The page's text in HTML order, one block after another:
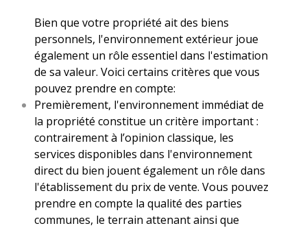
Bien que votre propriété ait des biens
personnels, l'environnement extérieur joue
également un rôle essentiel dans l'estimation
de sa valeur. Voici certains critères que vous
pouvez prendre en compte:
Premièrement, l'environnement immédiat de
la propriété constitue un critère important :
contrairement à l’opinion classique, les
services disponibles dans l'environnement
direct du bien jouent également un rôle dans
l'établissement du prix de vente. Vous pouvez
prendre en compte la qualité des parties
communes, le terrain attenant ainsi que